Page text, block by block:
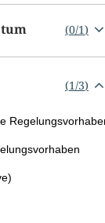
(0/1)
(1/3)